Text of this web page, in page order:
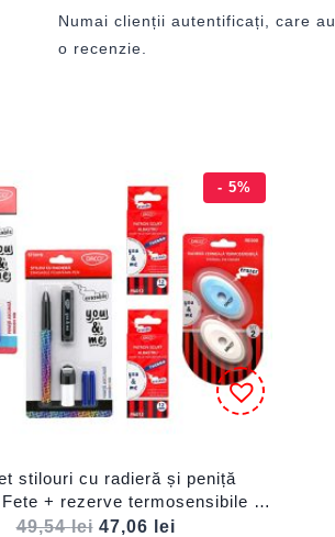
Numai clienții autentificați, care
o recenzie.
- 5%
stilouri cu radieră și peniță
+ rezerve termosensibile +
radiere
49,54lei 47,06 lei